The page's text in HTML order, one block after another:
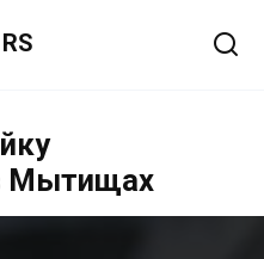
RS
Мытищах